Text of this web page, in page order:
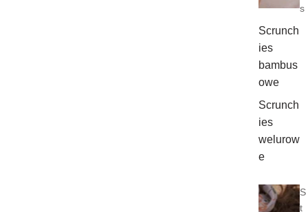
s
Scrunch
ies
bambus
owe
Scrunch
ies
welurow
e
S
t